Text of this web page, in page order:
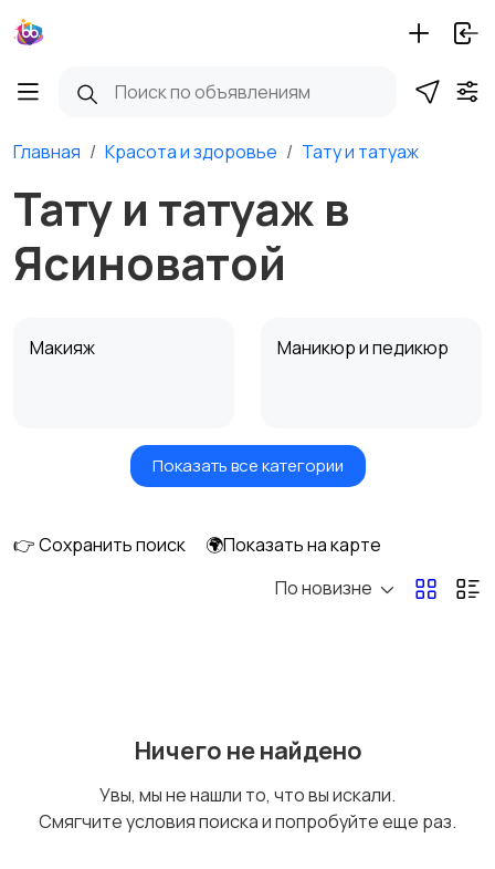
Главная Красота и здоровье Тату и татуаж
Тату и татуаж в
Ясиноватой
Макияж Маникюр и педикюр
Товары для здоровья Парфюмерия
Уход за кожей
Показать все категории
👉 Сохранить поиск
🌍Показать на карте
По новизне
Ничего не найдено
Увы, мы не нашли то, что вы искали.
Смягчите условия поиска и попробуйте еще раз.